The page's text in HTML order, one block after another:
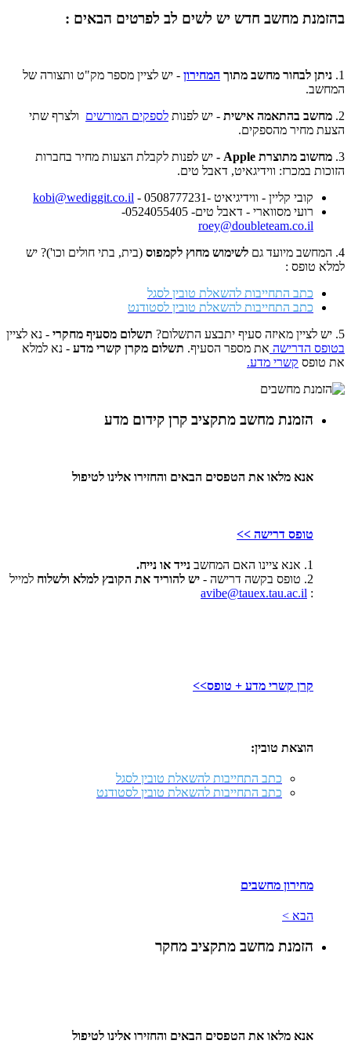
בהזמנת מחשב חדש יש לשים לב לפרטים הבאים :
1. ניתן לבחור מחשב מתוך המחירון - יש לציין מספר מק"ט ותצורה של
המחשב.
2. מחשב בהתאמה אישית - יש לפנות לספקים המורשים ולצרף שתי
הצעת מחיר מהספקים.
3. מחשוב מתוצרת Apple -
יש לפנות לקבלת הצעות מחיר בחברות
הזוכות במכרז: ווידיגאיט, דאבל טים.
קובי קליין - ווידיגיאיט -0508777231 -
kobi@wediggit.co.il
רועי מסווארי - דאבל טים- 0524055405-
roey@doubleteam.co.il
4. המחשב מיועד גם
לשימוש מחוץ לקמפוס (בית, בתי חולים וכו')? יש
למלא טופס :
כתב התחייבות להשאלת טובין לסגל
כתב התחייבות להשאלת טובין לסטודנט
5. יש לציין מאיזה סעיף יתבצע התשלום?
תשלום מסעיף מחקרי - נא לציין
בטופס הדרישה את מספר הסעיף. תשלום מקרן קשרי מדע - נא למלא
את טופס קשרי מדע.
הזמנת מחשב מתקציב קרן קידום מדע
אנא מלאו את הטפסים הבאים והחזירו אלינו לטיפול
טופס דרישה >>
1. אנא ציינו האם המחשב
נייד או נייח.
2. טופס בקשה דרישה -
יש להוריד את הקובץ למלא ולשלוח למייל
:
avibe@tauex.tau.ac.il
קרן קשרי מדע + טופס>>
הוצאת טובין:
כתב התחייבות להשאלת טובין לסגל
כתב התחייבות להשאלת טובין לסטודנט
מחירון מחשבים
הבא >
הזמנת מחשב מתקציב מחקר
אנא מלאו את הטפסים הבאים והחזירו אלינו לטיפול